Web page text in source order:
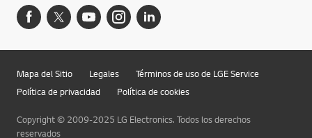
Mapa del Sitio Legales
Términos de uso de LGE Service
Política de privacidad
Política de cookies
Copyright © 2009-2025 LG Electronics. Todos los derechos
reservados